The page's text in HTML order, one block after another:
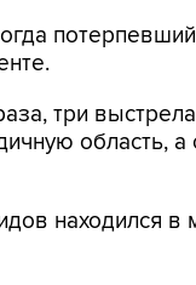
три
область, а
находился в